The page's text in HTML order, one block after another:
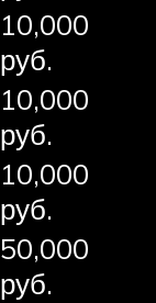
10,000
руб.
10,000
руб.
10,000
руб.
50,000
руб.